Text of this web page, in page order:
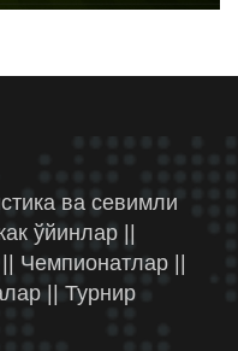
ва севимли
ўйинлар ||
Чемпионатлар ||
|| Турнир